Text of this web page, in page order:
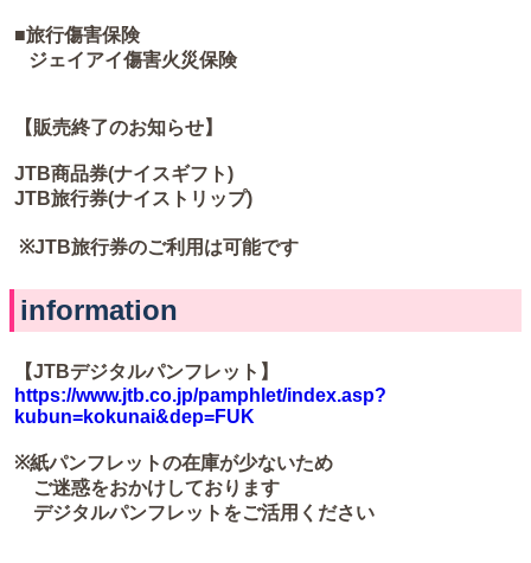
■旅行傷害保険
ジェイアイ傷害火災保険
【販売終了のお知らせ】
JTB商品券(ナイスギフト)
JTB旅行券(ナイストリップ)
※JTB旅行券のご利用は可能です
information
【JTBデジタルパンフレット】
https://www.jtb.co.jp/pamphlet/index.asp?
kubun=kokunai&dep=FUK
※紙パンフレットの在庫が少ないため
ご迷惑をおかけしております
デジタルパンフレットをご活用ください